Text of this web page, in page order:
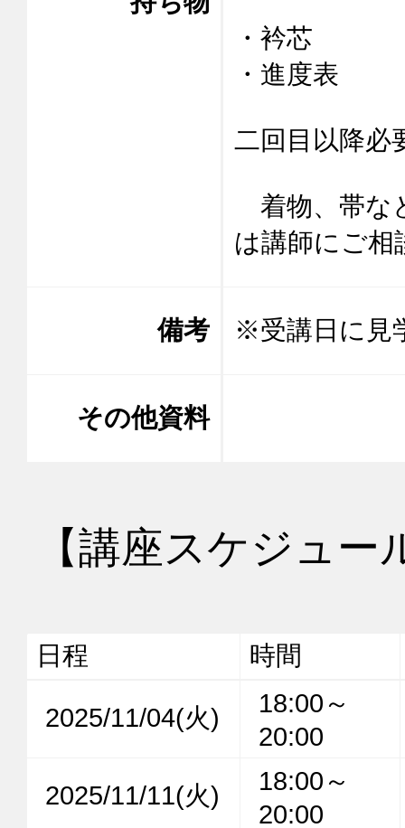
・衿芯
・進度表
二回目以降必
着物、帯な
は講師にご相
備考 ※受講日に見
その他資料
【講座スケジュー
日程 時間
2025/11/04(火)
18:00～
20:00
2025/11/11(火)
18:00～
20:00